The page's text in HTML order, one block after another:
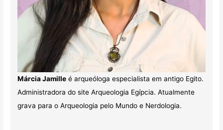
Márcia Jamilleé arqueóloga especialista em antigo Egito.
Administradora do site Arqueologia Egípcia. Atualmente
grava para o Arqueologia pelo Mundo e Nerdologia.